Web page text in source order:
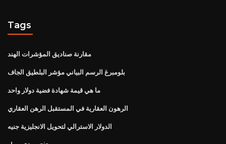
Tags
مقارنة صناديق المؤشرات الهند
بلومبرغ الرسم البياني مؤشر البلطيق الجاف
ما هي قيمة شهادة فضية دولار واحد
الرهون العقارية في المستقبل الرهن العقاري
الدولار الاسترالي لتحويل الانجليزية جنيه